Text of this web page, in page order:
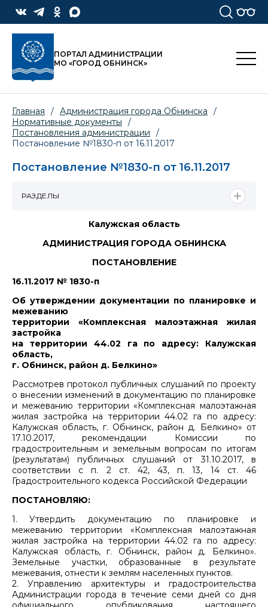
ПОРТАЛ АДМИНИСТРАЦИИ
МО «ГОРОД ОБНИНСК»
Главная / Администрация города Обнинска
/
Нормативные документы
/
Постановления администрации
/
Постановление №1830-п от 16.11.2017
Постановление №1830-п от 16.11.2017
Калужская область
АДМИНИСТРАЦИЯ ГОРОДА ОБНИНСКА
ПОСТАНОВЛЕНИЕ
16.11.2017 № 1830-п
Об утверждении документации по планировке и
межеванию
территории «Комплексная малоэтажная жилая
застройка
на территории 44.02 га по адресу: Калужская
область,
г. Обнинск, район д. Белкино»
Рассмотрев протокол публичных слушаний по проекту
о внесении изменений в документацию по планировке
и межеванию территории «Комплексная малоэтажная
жилая застройка на территории 44.02 га по адресу:
Калужская область, г. Обнинск, район д. Белкино» от
17.10.2017, рекомендации Комиссии по
градостроительным и земельным вопросам по итогам
(результатам) публичных слушаний от 31.10.2017, в
соответствии с п. 2 ст. 42, 43, п. 13, 14 ст. 46
Градостроительного кодекса Российской Федерации
ПОСТАНОВЛЯЮ:
1. Утвердить документацию по планировке и
межеванию территории «Комплексная малоэтажная
жилая застройка на территории 44.02 га по адресу:
Калужская область, г. Обнинск, район д. Белкино».
Земельные участки, образованные в результате
межевания, отнести к землям населенных пунктов.
2. Управлению архитектуры и градостроительства
Администрации города в течение семи дней со дня
РАЗДЕЛЫ